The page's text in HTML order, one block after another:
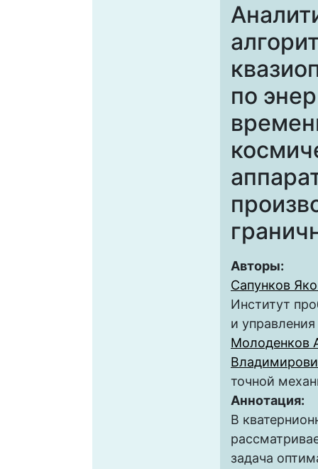
по
Авторы:
Сапунков
Институт
и
Молоденков
точной
Аннотация:
В
задача